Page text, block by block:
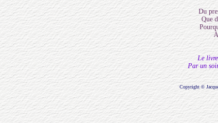
Du
Que
Le
Par un
Copyright ©